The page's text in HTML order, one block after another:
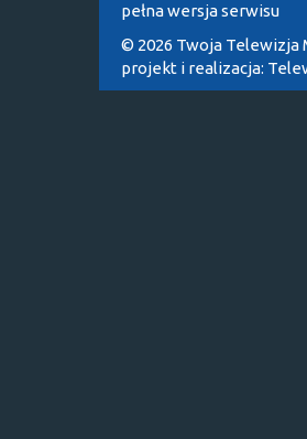
pełna wersja serwisu
© 2026 Twoja Telewizja
projekt i realizacja: